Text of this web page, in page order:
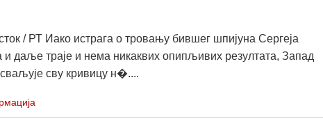
/ РТ Иако истрага о тровању бившег шпијуна Сергеја
даље траје и нема никаквих опипљивих резултата, Запад
сваљује сву кривицу н�....